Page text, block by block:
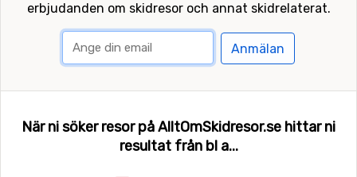
erbjudanden om skidresor och annat skidrelaterat.
Anmälan
När ni söker resor på AlltOmSkidresor.se hittar ni
resultat från bl a...